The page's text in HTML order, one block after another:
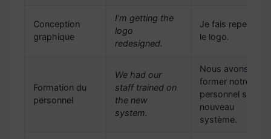
Conception
graphique
I'm getting the
logo
redesigned.
Je fais repenser
le logo.
Formation du
personnel
We had our
staff trained on
the new
system.
Nous avons fait
former notre
personnel sur le
nouveau
système.